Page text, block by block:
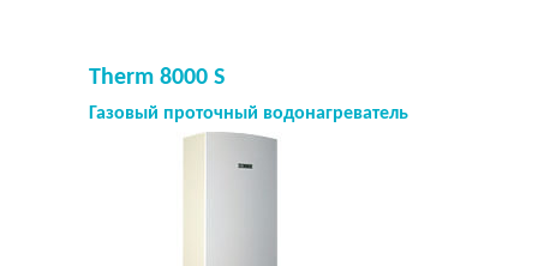
Therm 8000 S
Газовый проточный водонагреватель